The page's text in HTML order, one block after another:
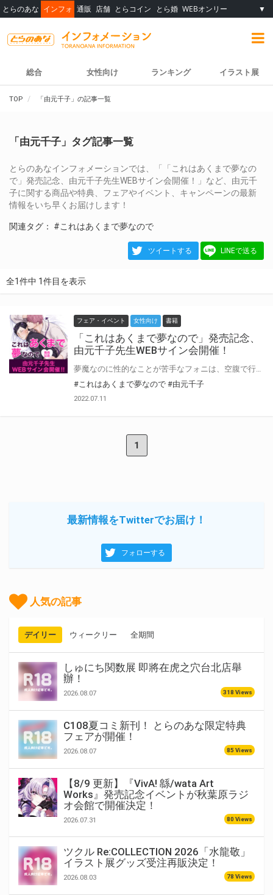
とらのあな インフォ 通販 店舗 とらコイン とら婚 WEBオンリー ▼
総合 女性向け ランキング イラスト展
TOP 「由元千子」の記事一覧
「由元千子」タグ記事一覧
とらのあなインフォメーションでは、「「これはあくまで夢なの
で」発売記念、由元千子先生WEBサイン会開催！」など、由元千
子に関する商品や特典、フェアやイベント、キャンペーンの最新
情報をいち早くお届けします！
関連タグ： #これはあくまで夢なので
ツイートする LINEで送る
全1件中 1件目を表示
フェア・イベント 女性向け 書籍
「これはあくまで夢なので」発売記念、
由元千子先生WEBサイン会開催！
#これはあくまで夢なので #由元千子
2022.07.11
1
最新情報をTwitterでお届け！
フォローする
人気の記事
デイリー ウィークリー 全期間
しゅにち関数展 即將在虎之穴台北店舉
辦！
2026.08.07 318 Views
C108夏コミ新刊！ とらのあな限定特典
フェアが開催！
2026.08.07 85 Views
【8/9 更新】『VivA! 緜/wata Art
Works』発売記念イベントが秋葉原ラジ
オ会館で開催決定！
2026.07.31 80 Views
ツクル Re:COLLECTION 2026「水龍敬」
イラスト展グッズ受注再販決定！
2026.08.03 78 Views